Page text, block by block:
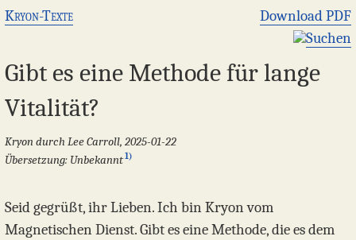
Kryon-Texte
Download PDF
Suchen
Gibt es eine Methode für lange
Vitalität?
Kryon durch Lee Carroll, 2025-01-22
Übersetzung: Unbekannt1)
Seid gegrüßt, ihr Lieben. Ich bin Kryon vom
Magnetischen Dienst. Gibt es eine Methode, die es dem